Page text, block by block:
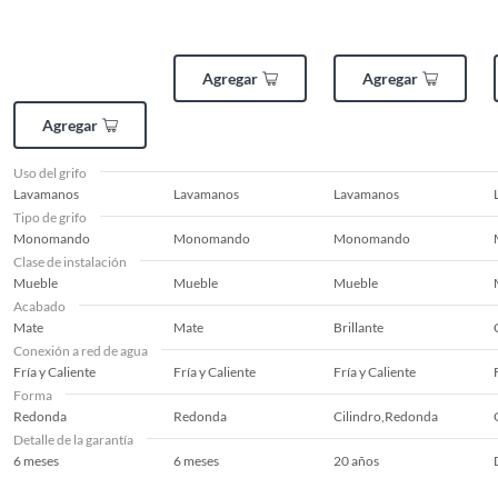
Mecanismo de
accionamiento
Colección Vittorio
Agregar
Agregar Agregar
Uso del grifo
Lavamanos
Lavamanos Lavamanos
Tipo de grifo
Monomando
Monomando Monomando
Clase de instalación
Mueble
Mueble Mueble
Acabado
Mate
Mate Brillante
Conexión a red de agua
Fría y Caliente
Fría y Caliente Fría y Caliente
Forma
Redonda
Redonda Cilindro,Redonda
Detalle de la garantía
6 meses
6 meses 20 años